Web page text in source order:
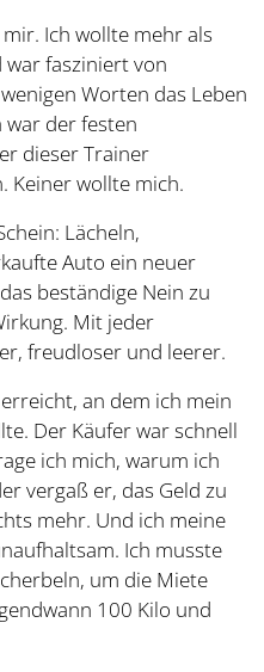
Ich wollte mehr als
war fasziniert von
Worten das Leben
der festen
dieser Trainer
Keiner wollte mich.
Lächeln,
Auto ein neuer
beständige Nein zu
Mit jeder
freudloser und leerer.
an dem ich mein
Der Käufer war schnell
ich mich, warum ich
vergaß er, das Geld zu
mehr. Und ich meine
Ich musste
um die Miete
100 Kilo und